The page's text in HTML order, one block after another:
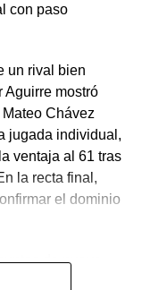
con paso
un rival bien
Aguirre mostró
Chávez
jugada individual,
ventaja al 61 tras
la recta final,
el dominio
de nueve
en Copas